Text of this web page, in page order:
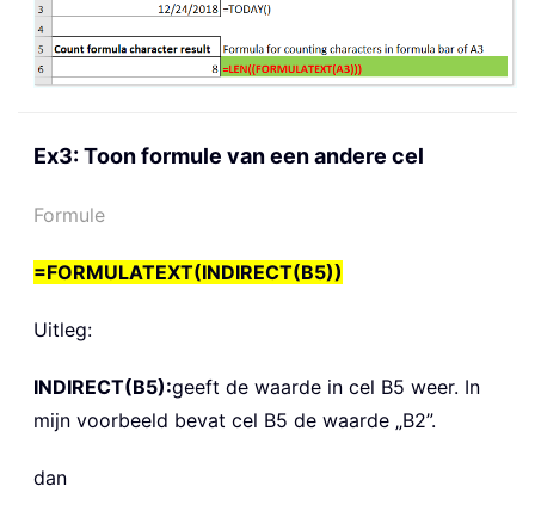
Ex3: Toon formule van een andere cel
Formule
=FORMULATEXT(INDIRECT(B5))
Uitleg:
INDIRECT(B5):geeft de waarde in cel B5 weer. In
mijn voorbeeld bevat cel B5 de waarde „B2”.
dan